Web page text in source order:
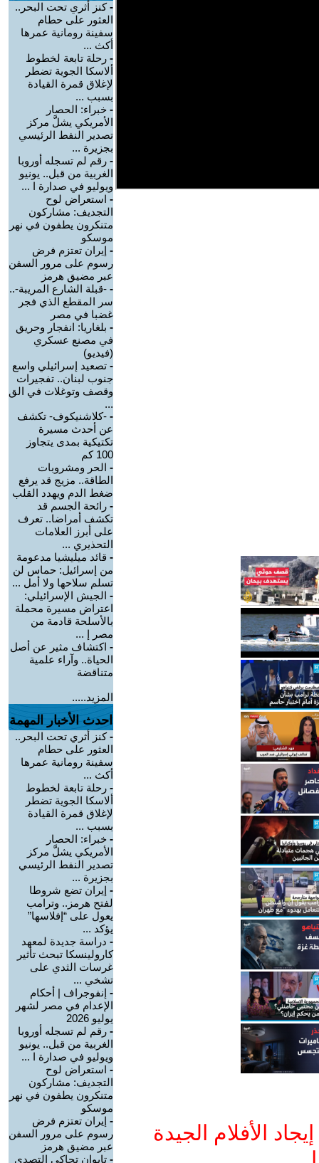
الأفلام الجيدة
-كنز أثري تحت البحر..
العثور على حطام
سفينة رومانية عمرها
أكث ...
- رحلة تابعة لخطوط
ألاسكا الجوية تضطر
لإغلاق قمرة القيادة
بسبب ...
- خبراء: الحصار
الأمريكي يشلَّ مركز
تصدير النفط الرئيسي
بجزيرة ...
- رقم لم تسجله أوروبا
الغربية من قبل.. يونيو
ويوليو في صدارة ا ...
- استعراض لوح
التجديف: مشاركون
متنكرون يطفون في نهر
موسكو
- إيران تعتزم فرض
رسوم على مرور السفن
عبر مضيق هرمز
- -قبلة الشارع المريبة-..
سر المقطع الذي فجر
غضبا في مصر
- بلغاريا: انفجار وحريق
في مصنع عسكري
(فيديو)
- تصعيد إسرائيلي واسع
جنوب لبنان.. تفجيرات
وقصف وتوغلات في الق
...
- -كلاشنيكوف- تكشف
عن أحدث مسيرة
تكتيكية بمدى يتجاوز
100 كم
- الحر ومشروبات
الطاقة.. مزيج قد يرفع
ضغط الدم ويهدد القلب
- رائحة الجسم قد
تكشف أمراضا.. تعرف
على أبرز العلامات
التحذيري ...
- قائد ميليشيا مدعومة
من إسرائيل: حماس لن
تسلم سلاحها ولا أمل ...
- الجيش الإسرائيلي:
اعتراض مسيرة محملة
بالأسلحة قادمة من
مصر إ ...
- اكتشاف مثير عن أصل
الحياة.. وآراء علمية
متناقضة
المزيد.....
احدث الأخبار المهمة
-كنز أثري تحت البحر..
العثور على حطام
سفينة رومانية عمرها
أكث ...
- رحلة تابعة لخطوط
ألاسكا الجوية تضطر
لإغلاق قمرة القيادة
بسبب ...
- خبراء: الحصار
الأمريكي يشلَّ مركز
تصدير النفط الرئيسي
بجزيرة ...
- إيران تضع شروطا
لفتح هرمز.. وترامب
يعول على “إفلاسها”
يؤكد ...
- دراسة جديدة لمعهد
كارولينسكا تبحث تأثير
غرسات الثدي على
تشخي ...
- إنفوجراف | أحكام
الإعدام في مصر لشهر
يوليو 2026
- رقم لم تسجله أوروبا
الغربية من قبل.. يونيو
ويوليو في صدارة ا ...
- استعراض لوح
التجديف: مشاركون
متنكرون يطفون في نهر
موسكو
- إيران تعتزم فرض
رسوم على مرور السفن
عبر مضيق هرمز
- تايوان تحاكي التصدي